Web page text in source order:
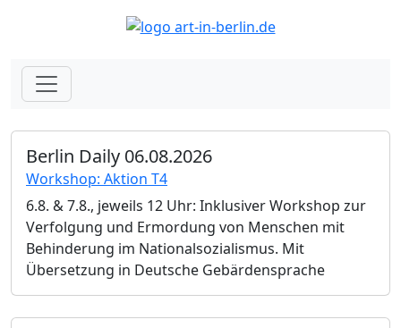
Berlin Daily 06.08.2026
Workshop: Aktion T4
6.8. & 7.8., jeweils 12 Uhr: Inklusiver Workshop zur
Verfolgung und Ermordung von Menschen mit
Behinderung im Nationalsozialismus. Mit
Übersetzung in Deutsche Gebärdensprache